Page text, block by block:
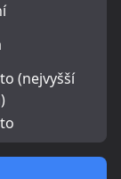
(nejvyšší